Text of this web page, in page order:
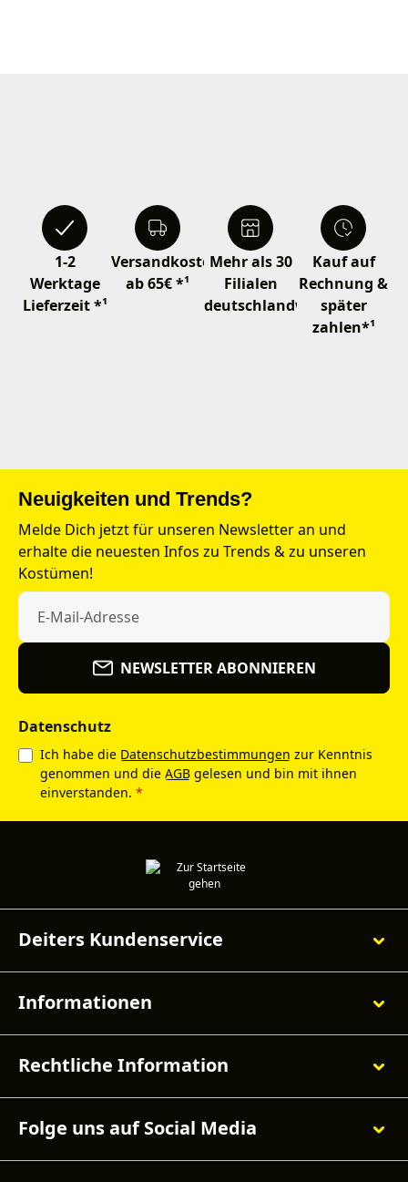
1-2
Werktage
Lieferzeit *¹
Versandkostenfrei
ab 65€ *¹
Mehr als 30
Filialen
deutschlandweit
Kauf auf
Rechnung &
später
zahlen*¹
Neuigkeiten und Trends?
Melde Dich jetzt für unseren Newsletter an und
erhalte die neuesten Infos zu Trends & zu unseren
Kostümen!
NEWSLETTER ABONNIEREN
Datenschutz
Ich habe die Datenschutzbestimmungen zur Kenntnis
genommen und die AGB gelesen und bin mit ihnen
einverstanden. *
Deiters Kundenservice
Informationen
Rechtliche Information
Folge uns auf Social Media